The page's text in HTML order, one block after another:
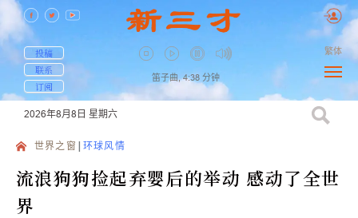
投稿
联系
订阅
笛子曲, 4:38 分钟
繁体
2026年8月8日 星期六
世界之窗 环球风情
流浪狗狗捡起弃婴后的举动 感动了全世
界